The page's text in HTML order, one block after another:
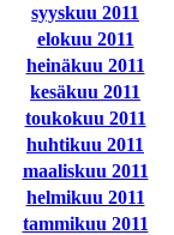
syyskuu 2011
elokuu 2011
heinäkuu 2011
kesäkuu 2011
toukokuu 2011
huhtikuu 2011
maaliskuu 2011
helmikuu 2011
tammikuu 2011